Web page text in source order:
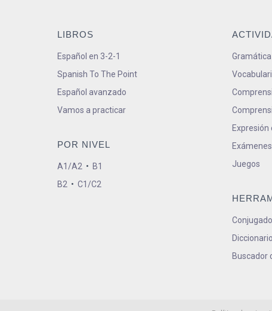
LIBROS
Español en 3-2-1
Spanish To The Point
Español avanzado
Vamos a practicar
POR NIVEL
A1/A2 • B1
B2 • C1/C2
Gramática
Expresión
Exámenes
Juegos
Buscador